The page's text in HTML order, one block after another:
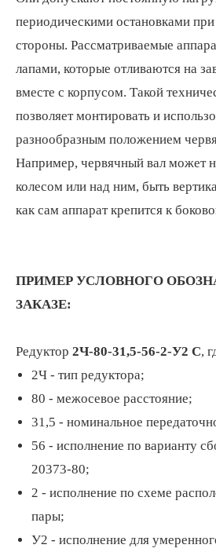
периодическими остановками
стороны. Рассматриваемые
лапами, которые отливаются на
вместе с корпусом. Такой
позволяет монтировать и
разнообразным положением
Например, червячный вал может
колесом или над ним, быть
как сам аппарат крепится к
ПРИМЕР УСЛОВНОГО
ЗАКАЗЕ:
Редуктор 2Ч-80-31,5-56-2-У2 С,
2Ч - тип редуктора;
80 - межосевое расстояние;
31,5 - номинальное
56 - исполнение по варианту
20373-80;
2 - исполнение по схеме
пары;
У2 - исполнение для